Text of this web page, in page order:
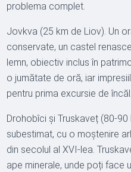
problema complet.
Jovkva (25 km de Liov). Un
conservate, un castel
lemn, obiectiv inclus în
o jumătate de oră, iar
pentru prima excursie de
Drohobîci și Truskaveț (80-
subestimat, cu o moștenire
din secolul al XVI-lea.
ape minerale, unde poți face